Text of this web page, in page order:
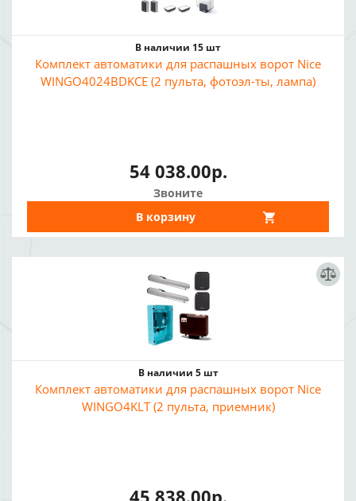
В наличии 15 шт
Комплект автоматики для распашных ворот Nice
WINGO4024BDKCE (2 пульта, фотоэл-ты, лампа)
54 038.00р.
Звоните
В корзину
В наличии 5 шт
Комплект автоматики для распашных ворот Nice
WINGO4KLT (2 пульта, приемник)
45 838.00р.